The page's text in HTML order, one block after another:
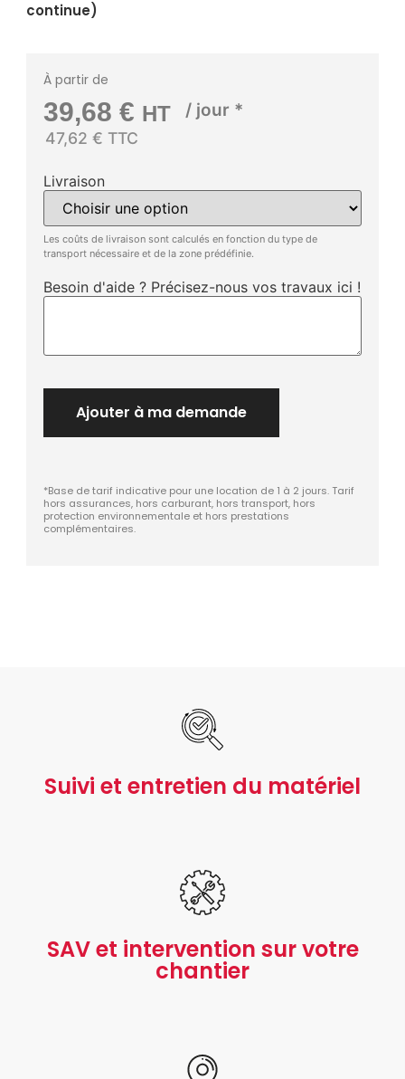
continue)
À partir de
39,68€ HT / jour *
47,62 € TTC
Livraison
Les coûts de livraison sont calculés en fonction du type de
transport nécessaire et de la zone prédéfinie.
Besoin d'aide ? Précisez-nous vos travaux ici !
Ajouter à ma demande
*Base de tarif indicative pour une location de 1 à 2 jours. Tarif
hors assurances, hors carburant, hors transport, hors
protection environnementale et hors prestations
complémentaires.
Suivi et entretien du matériel
SAV et intervention sur votre
chantier